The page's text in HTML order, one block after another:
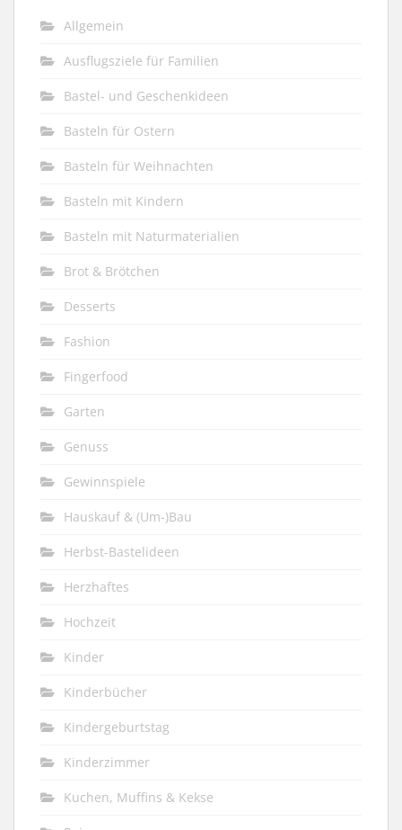
Allgemein
Ausflugsziele für Familien
Bastel- und Geschenkideen
Basteln für Ostern
Basteln für Weihnachten
Basteln mit Kindern
Basteln mit Naturmaterialien
Brot & Brötchen
Desserts
Fashion
Fingerfood
Garten
Genuss
Gewinnspiele
Hauskauf & (Um-)Bau
Herbst-Bastelideen
Herzhaftes
Hochzeit
Kinder
Kinderbücher
Kindergeburtstag
Kinderzimmer
Kuchen, Muffins & Kekse